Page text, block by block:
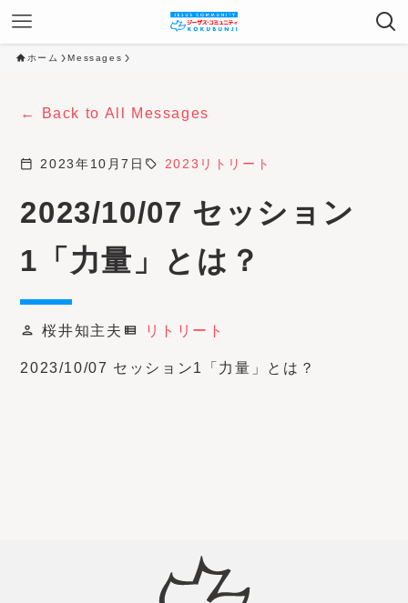
ホーム Messages
Back to All Messages
calendar_today 2023年10月7日 sell 2023リトリート
2023/10/07 セッション
1「力量」とは？
person 桜井知主夫 view_list リトリート
2023/10/07 セッション1「力量」とは？